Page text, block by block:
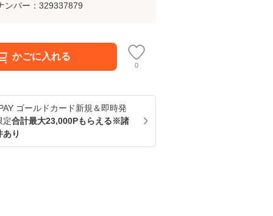
ンバー： 329337879
かごに入れる
0
ゴールドカード新規＆即時発
定合計最大23,000Pもらえる※諸
あり